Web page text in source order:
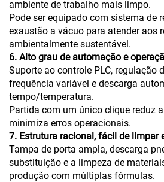
ambiente de trabalho mais limpo.
Pode ser equipado com sistema de
exaustão a vácuo para atender aos
ambientalmente sustentável.
6. Alto grau de automação e
Suporte ao controle PLC, regulação
frequência variável e descarga
tempo/temperatura.
Partida com um único clique reduz
minimiza erros operacionais.
7. Estrutura racional, fácil de limpar
Tampa de porta ampla, descarga
substituição e a limpeza de
produção com múltiplas fórmulas.